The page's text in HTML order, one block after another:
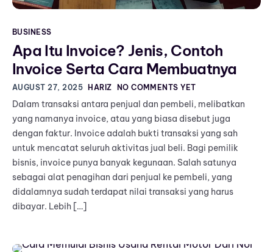
BUSINESS
Apa Itu Invoice? Jenis, Contoh
Invoice Serta Cara Membuatnya
AUGUST 27, 2025 HARIZ NO COMMENTS YET
Dalam transaksi antara penjual dan pembeli, melibatkan
yang namanya invoice, atau yang biasa disebut juga
dengan faktur. Invoice adalah bukti transaksi yang sah
untuk mencatat seluruh aktivitas jual beli. Bagi pemilik
bisnis, invoice punya banyak kegunaan. Salah satunya
sebagai alat penagihan dari penjual ke pembeli, yang
didalamnya sudah terdapat nilai transaksi yang harus
dibayar. Lebih […]